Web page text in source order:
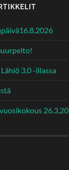
3.0 -illassa